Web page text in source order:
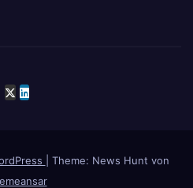
Theme: News Hunt von